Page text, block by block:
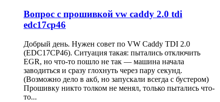
Вопрос с прошивкой vw caddy 2.0 tdi
edc17cp46
Добрый день. Нужен совет по VW Caddy TDI 2.0
(EDC17CP46). Ситуация такая: пытались отключить
EGR, но что-то пошло не так — машина начала
заводиться и сразу глохнуть через пару секунд.
(Возможно дело в акб, но запускали всегда с бустером)
Прошивку никто толком не менял, только пытались что-
то...